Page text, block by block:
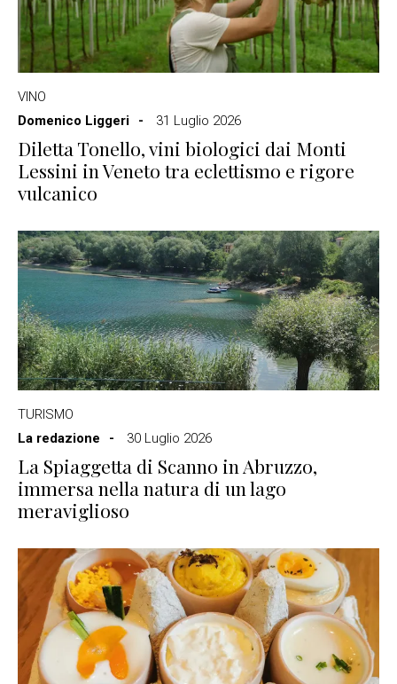
VINO
Domenico Liggeri
31 Luglio 2026
Diletta Tonello, vini biologici dai Monti
Lessini in Veneto tra eclettismo e rigore
vulcanico
TURISMO
La redazione
30 Luglio 2026
La Spiaggetta di Scanno in Abruzzo,
immersa nella natura di un lago
meraviglioso